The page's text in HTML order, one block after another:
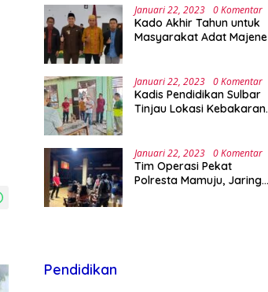
Januari 22, 2023 0 Komentar
Kado Akhir Tahun untuk
Masyarakat Adat Majene
Januari 22, 2023 0 Komentar
Kadis Pendidikan Sulbar
Tinjau Lokasi Kebakaran
Januari 22, 2023 0 Komentar
Tim Operasi Pekat
Polresta Mamuju, Jaring
Pendidikan